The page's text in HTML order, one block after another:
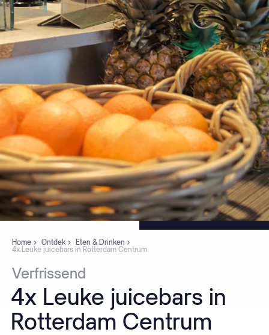
Home Ontdek
Eten & Drinken
4x Leuke juicebars in Rotterdam Centrum
Verfrissend
4x Leuke juicebars in
Rotterdam Centrum